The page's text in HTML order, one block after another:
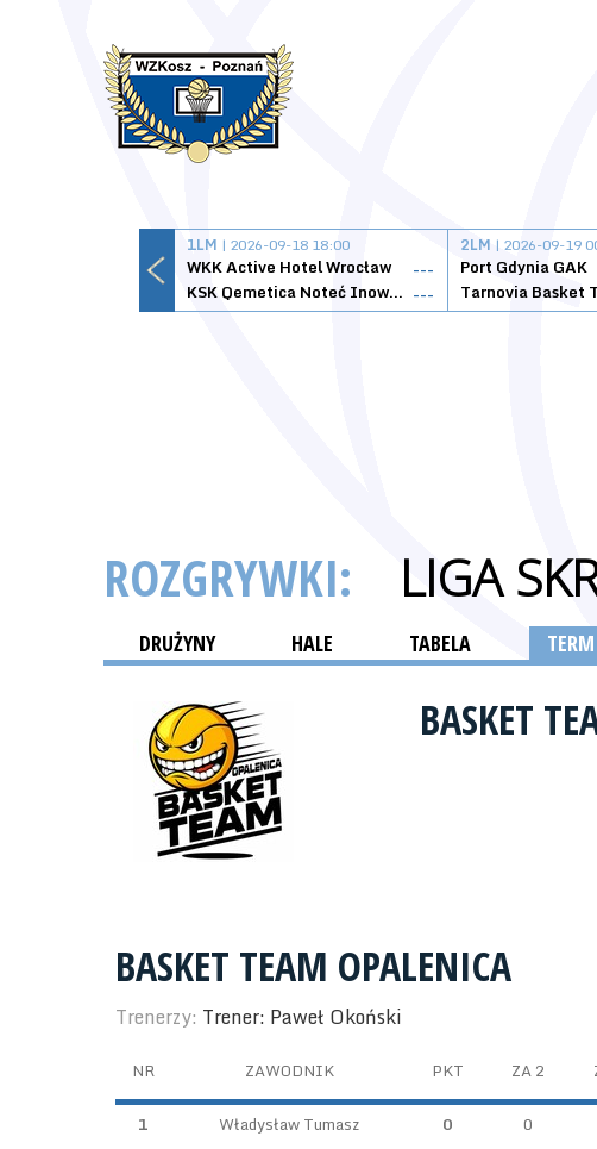
1LM | 2026-09-18 18:00
WKK Active Hotel Wrocław
---
KSK Qemetica Noteć Inowrocław ---
2LM | 2026-09-19
Port Gdynia GAK
ROZGRYWKI: LIGA
DRUŻYNY HALE TABELA
BASKET
BASKET TEAM OPALENICA
Trenerzy: Trener: Paweł Okoński
NR ZAWODNIK PKT ZA 2
1 Władysław Tumasz 0 0